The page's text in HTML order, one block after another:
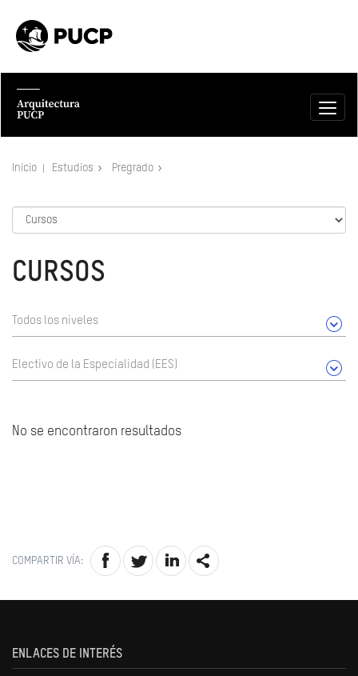
Inicio Estudios Pregrado
CURSOS
Todos los niveles
Electivo de la Especialidad (EES)
No se encontraron resultados
COMPARTIR VÍA:
ENLACES DE INTERÉS